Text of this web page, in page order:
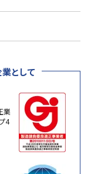
として
業
4